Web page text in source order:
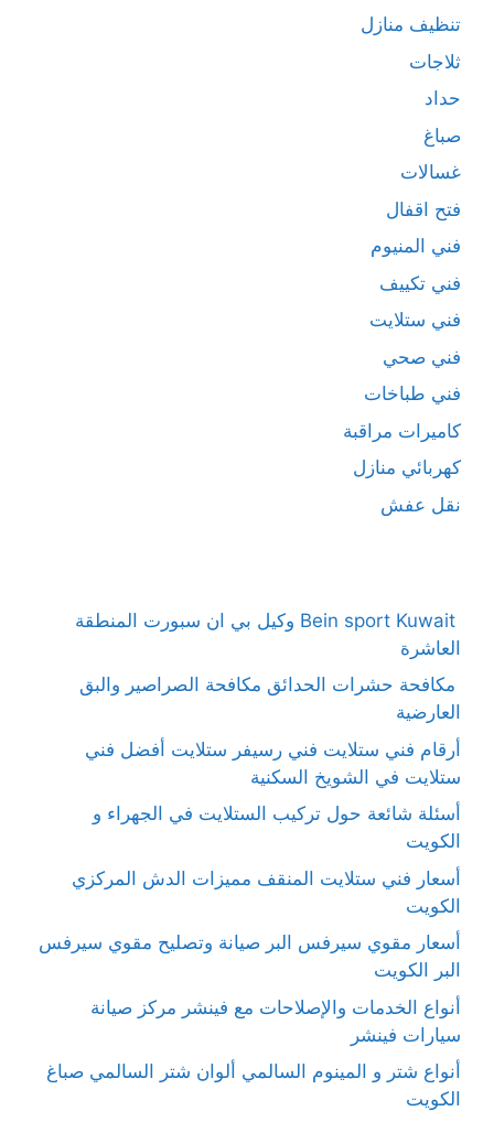
تنظيف منازل
ثلاجات
حداد
صباغ
غسالات
فتح اقفال
فني المنيوم
فني تكييف
فني ستلايت
فني صحي
فني طباخات
كاميرات مراقبة
كهربائي منازل
نقل عفش
Bein sport Kuwait وكيل بي ان سبورت المنطقة
العاشرة
مكافحة حشرات الحدائق مكافحة الصراصير والبق
العارضية
أرقام فني ستلايت فني رسيفر ستلايت أفضل فني
ستلايت في الشويخ السكنية
أسئلة شائعة حول تركيب الستلايت في الجهراء و
الكويت
أسعار فني ستلايت المنقف مميزات الدش المركزي
الكويت
أسعار مقوي سيرفس البر صيانة وتصليح مقوي سيرفس
البر الكويت
أنواع الخدمات والإصلاحات مع فينشر مركز صيانة
سيارات فينشر
أنواع شتر و المينوم السالمي ألوان شتر السالمي صباغ
الكويت